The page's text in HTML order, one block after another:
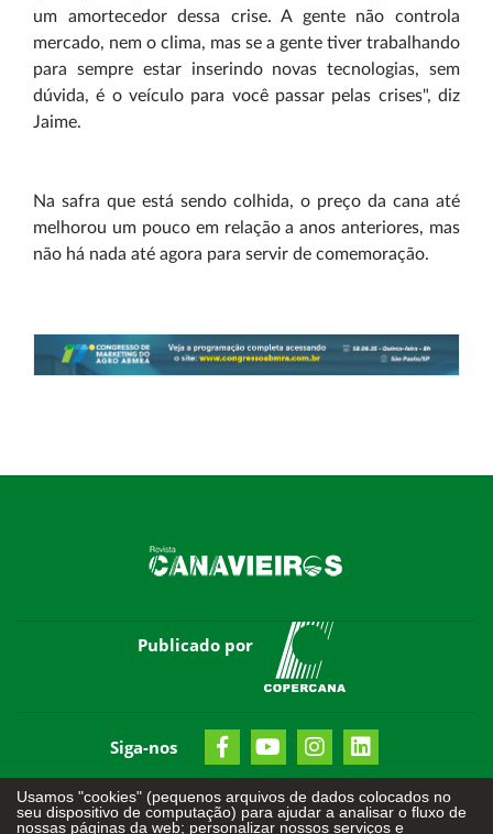
um amortecedor dessa crise. A gente não controla
mercado, nem o clima, mas se a gente tiver trabalhando
para sempre estar inserindo novas tecnologias, sem
dúvida, é o veículo para você passar pelas crises", diz
Jaime.
Na safra que está sendo colhida, o preço da cana até
melhorou um pouco em relação a anos anteriores, mas
não há nada até agora para servir de comemoração.
Publicado por
Siga-nos
Usamos "cookies" (pequenos arquivos de dados colocados no
seu dispositivo de computação) para ajudar a analisar o fluxo de
nossas páginas da web; personalizar nossos serviços e